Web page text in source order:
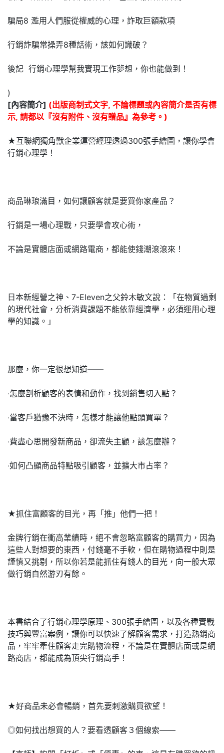
騙局8 濫用人們服從權威的心理，詐取巨額款項
行銷詐騙常操弄8種話術，該如何識破？
後記 行銷心理學幫我實現工作夢想，你也能做到！
)
[內容簡介] (出版商制式文字, 不論標題或內容簡介是否有標
示, 請都以『沒有附件、沒有贈品』為參考。)
★互聯網獨角獸企業運營經理透過300張手繪圖，讓你學會
行銷心理學！
商品琳琅滿目，如何讓顧客就是要買你家產品？
行銷是一場心理戰，只要學會攻心術，
不論是實體店面或網路電商，都能使錢潮滾滾來！
日本新經營之神、7-Eleven之父鈴木敏文說：「在物質過剩
的現代社會，分析消費課題不能依靠經濟學，必須運用心理
學的知識。」
那麼，你一定很想知道——
‧怎麼剖析顧客的表情和動作，找到銷售切入點？
‧當客戶猶豫不決時，怎樣才能讓他點頭買單？
‧費盡心思開發新商品，卻流失主顧，該怎麼辦？
‧如何凸顯商品特點吸引顧客，並擴大市占率？
★抓住富顧客的目光，再「推」他們一把！
金牌行銷在衝高業績時，絕不會忽略富顧客的購買力，因為
這些人對想要的東西，付錢毫不手軟，但在購物過程中則是
謹慎又挑剔，所以你若是能抓住有錢人的目光，向一般大眾
做行銷自然游刃有餘。
本書結合了行銷心理學原理、300張手繪圖，以及各種實戰
技巧與豐富案例，讓你可以快速了解顧客需求，打造熱銷商
品，牢牢牽住顧客走完購物流程，不論是在實體店面或是網
路商店，都能成為頂尖行銷高手！
★好商品未必會暢銷，首先要刺激購買欲望！
◎如何找出想買的人？要看透顧客３個線索——